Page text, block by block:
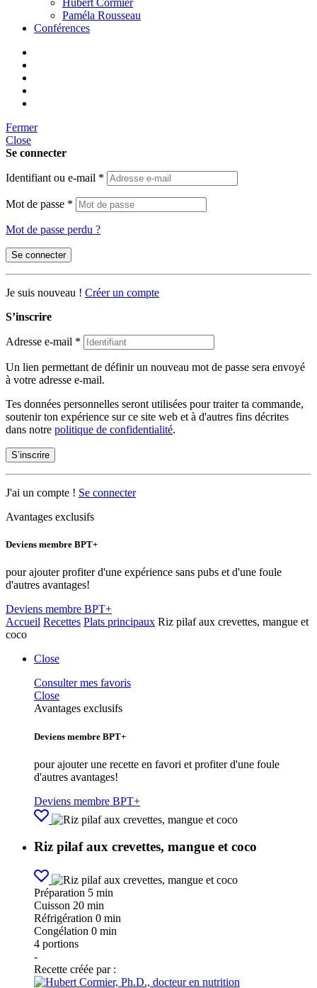
Hubert Cormier
Paméla Rousseau
Conférences
Fermer
Close
Se connecter
Identifiant ou e-mail *
Mot de passe *
Mot de passe perdu ?
Se connecter
Je suis nouveau ! Créer un compte
S’inscrire
Adresse e-mail *
Un lien permettant de définir un nouveau mot de passe sera envoyé
à votre adresse e-mail.
Tes données personnelles seront utilisées pour traiter ta commande,
soutenir ton expérience sur ce site web et à d'autres fins décrites
dans notre politique de confidentialité.
S’inscrire
J'ai un compte ! Se connecter
Avantages exclusifs
Deviens membre BPT+
pour ajouter profiter d'une expérience sans pubs et d'une foule
d'autres avantages!
Deviens membre BPT+
Accueil Recettes Plats principaux Riz pilaf aux crevettes, mangue et
coco
Close
Consulter mes favoris
Close
Avantages exclusifs
Deviens membre BPT+
pour ajouter une recette en favori et profiter d'une foule
d'autres avantages!
Deviens membre BPT+
Riz pilaf aux crevettes, mangue et coco
Préparation 5 min
Cuisson 20 min
Réfrigération 0 min
Congélation 0 min
4 portions
-
Recette créée par :